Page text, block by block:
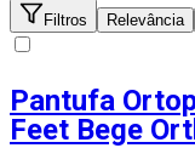
Filtros Relevância
Pantufa
Feet Bege